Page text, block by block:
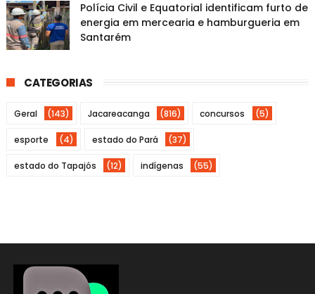
Polícia Civil e Equatorial identificam furto de
energia em mercearia e hamburgueria em
Santarém
CATEGORIAS
Geral (143) Jacareacanga (816) concursos (5)
esporte (4) estado do Pará (37)
estado do Tapajós (12) indígenas (55)